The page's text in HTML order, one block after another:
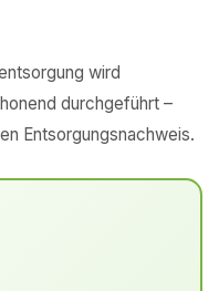
wird
durchgeführt –
Entsorgungsnachweis.